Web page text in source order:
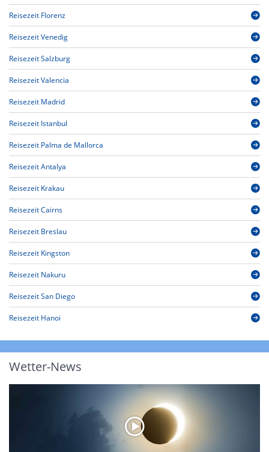
Reisezeit Florenz
Reisezeit Venedig
Reisezeit Salzburg
Reisezeit Valencia
Reisezeit Madrid
Reisezeit Istanbul
Reisezeit Palma de Mallorca
Reisezeit Antalya
Reisezeit Krakau
Reisezeit Cairns
Reisezeit Breslau
Reisezeit Kingston
Reisezeit Nakuru
Reisezeit San Diego
Reisezeit Hanoi
Wetter-News